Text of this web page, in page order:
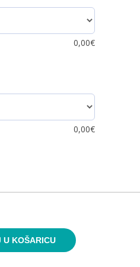
0,00€
0,00€
U KOŠARICU